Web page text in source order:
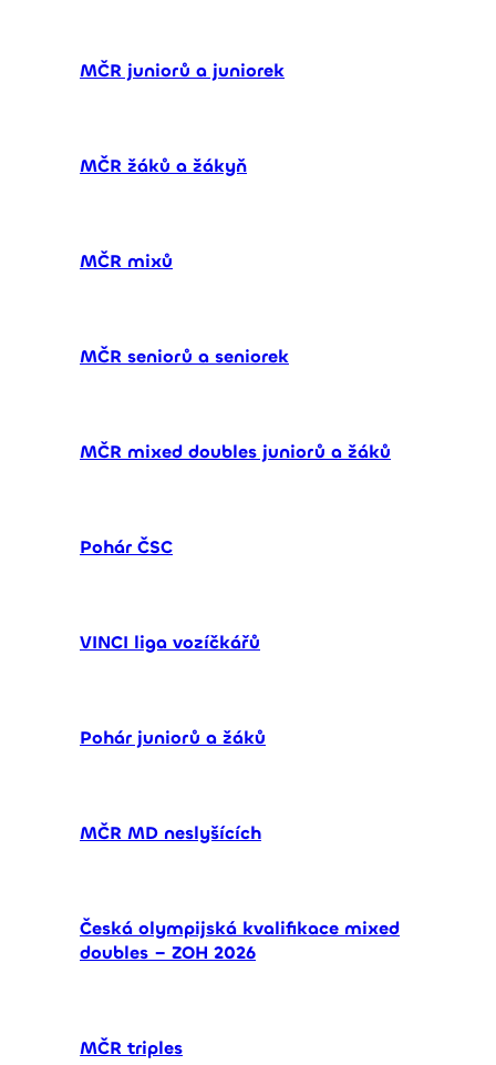
MČR juniorů a juniorek
MČR žáků a žákyň
MČR mixů
MČR seniorů a seniorek
MČR mixed doubles juniorů a žáků
Pohár ČSC
VINCI liga vozíčkářů
Pohár juniorů a žáků
MČR MD neslyšících
Česká olympijská kvalifikace mixed
doubles – ZOH 2026
MČR triples